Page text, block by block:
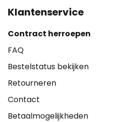
Klantenservice
Contract herroepen
FAQ
Bestelstatus bekijken
Retourneren
Contact
Betaalmogelijkheden